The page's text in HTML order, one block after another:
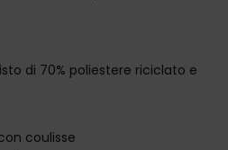
di 70% poliestere riciclato e
coulisse